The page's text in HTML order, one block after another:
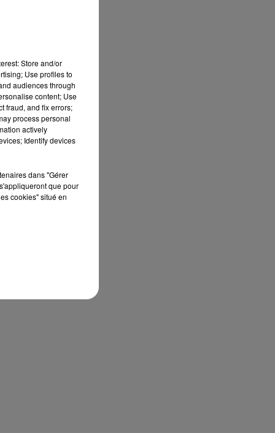
Store and/or
Use profiles to
audiences through
content; Use
fraud, and fix errors;
process personal
actively
Identify devices
dans "Gérer
que pour
cookies" situé en